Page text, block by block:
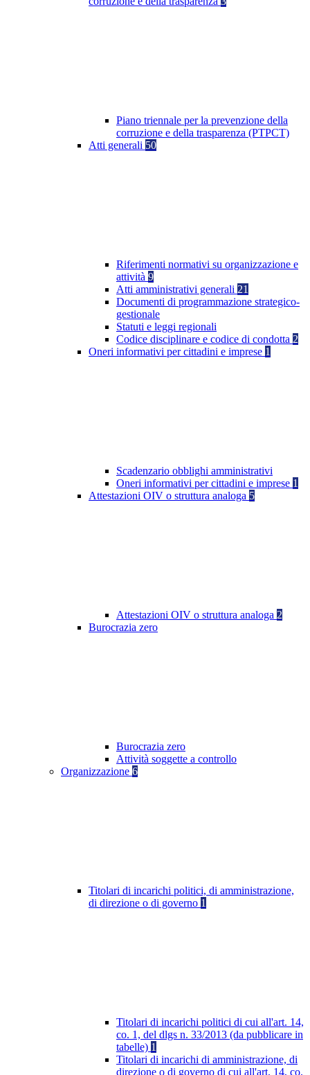
Piano triennale per la prevenzione della
corruzione e della trasparenza (PTPCT)
Atti generali 50
Riferimenti normativi su organizzazione e
attività 9
Atti amministrativi generali 21
Documenti di programmazione strategico-
gestionale
Statuti e leggi regionali
Codice disciplinare e codice di condotta 2
Oneri informativi per cittadini e imprese 1
Scadenzario obblighi amministrativi
Oneri informativi per cittadini e imprese 1
Attestazioni OIV o struttura analoga 5
Attestazioni OIV o struttura analoga 2
Burocrazia zero
Burocrazia zero
Attività soggette a controllo
Organizzazione 6
Titolari di incarichi politici, di amministrazione,
di direzione o di governo 1
Titolari di incarichi politici di cui all'art. 14,
co. 1, del dlgs n. 33/2013 (da pubblicare in
tabelle) 1
Titolari di incarichi di amministrazione, di
direzione o di governo di cui all'art. 14, co.